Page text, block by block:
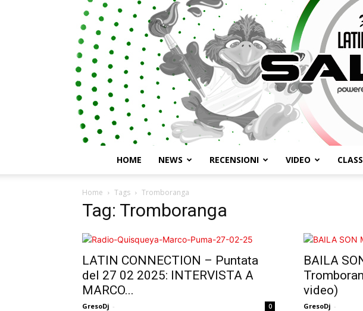
HOME NEWS RECENSIONI VIDEO
Home Tags Tromboranga
Tag: Tromboranga
LATIN CONNECTION – Puntata
del 27 02 2025: INTERVISTA A
MARCO...
GresoDj - 0
BAILA
video)
GresoDj -